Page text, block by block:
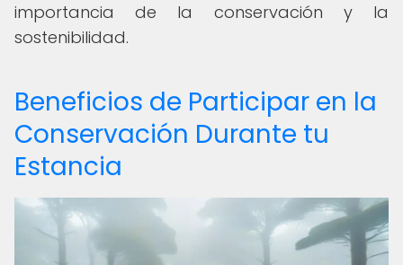
importancia de la conservación y la
sostenibilidad.
Beneficios de Participar en la
Conservación Durante tu
Estancia